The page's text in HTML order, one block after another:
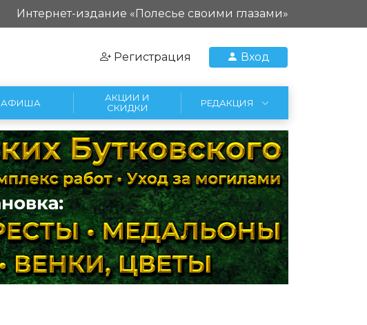
Интернет-издание «Полесье своими глазами»
Регистрация Вход
АФИША
АКЦИИ И
СКИДКИ
РЕДАКЦИЯ